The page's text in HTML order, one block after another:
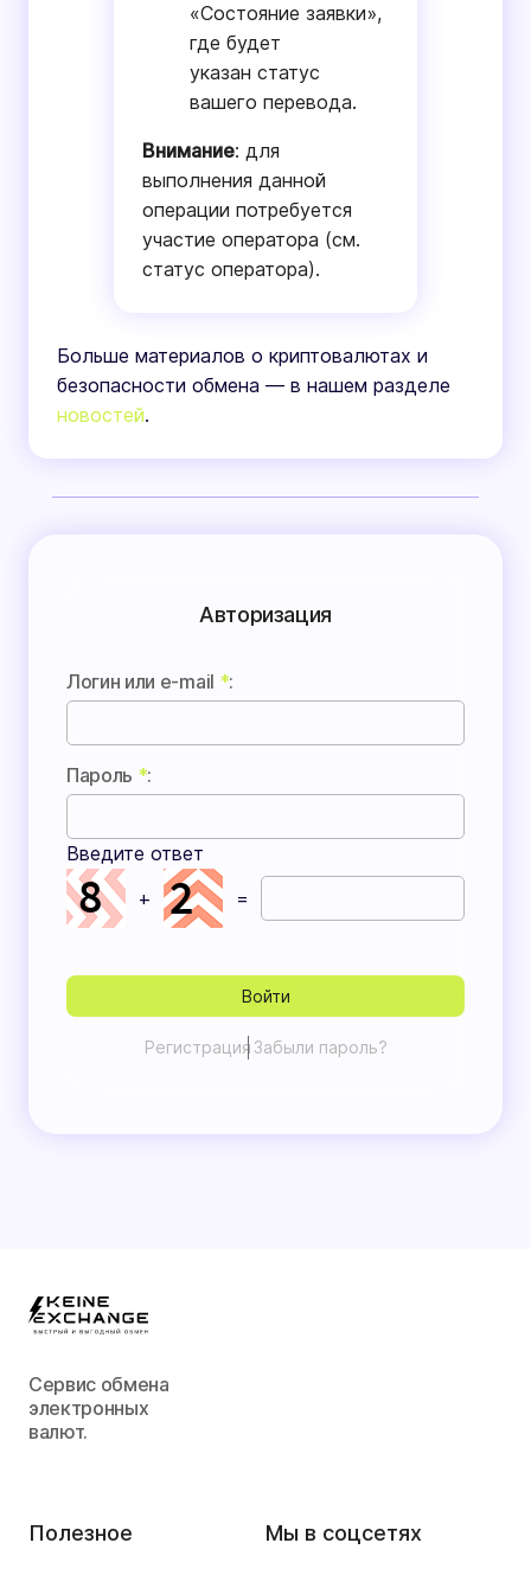
«Состояние заявки»,
где будет
указан статус
вашего перевода.
Внимание: для
выполнения данной
операции потребуется
участие оператора (см.
статус оператора).
Больше материалов о криптовалютах и
безопасности обмена — в нашем разделе
новостей.
Авторизация
Логин или e-mail *:
Пароль *:
Введите ответ
+
=
Регистрация Забыли пароль?
Сервис обмена
электронных
валют.
Полезное Мы в соцсетях